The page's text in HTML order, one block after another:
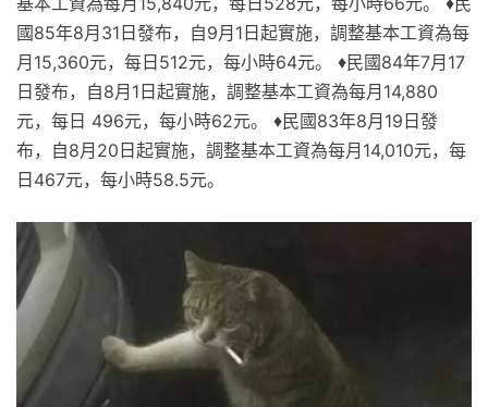
國85年8月31日發布，自9月1日起實施，調整基本工資為每
月15,360元，每日512元，每小時64元。 ♦民國84年7月17
日發布，自8月1日起實施，調整基本工資為每月14,880
元，每日 496元，每小時62元。 ♦民國83年8月19日發
布，自8月20日起實施，調整基本工資為每月14,010元，每
日467元，每小時58.5元。